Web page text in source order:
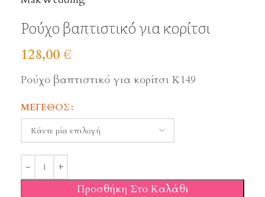
Ρούχο βαπτιστικό για κορίτσι
128,00€
Ρούχο βαπτιστικό για κορίτσι Κ149
ΜΈΓΕΘΟΣ
Προσθήκη Στο Καλάθι